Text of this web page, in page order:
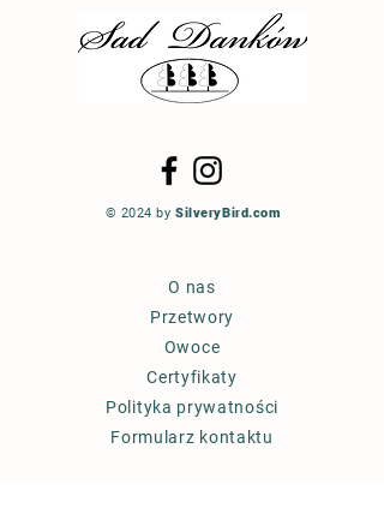
© 2024 bySilveryBird.com
O nas
Przetwory
Owoce
Certyfikaty
Polityka prywatności
Formularz kontaktu